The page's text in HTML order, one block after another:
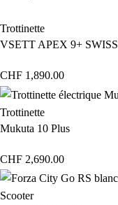
Trottinette
VSETT APEX 9+
CHF 1,890.00
Trottinette
Mukuta 10 Plus
CHF 2,690.00
Scooter